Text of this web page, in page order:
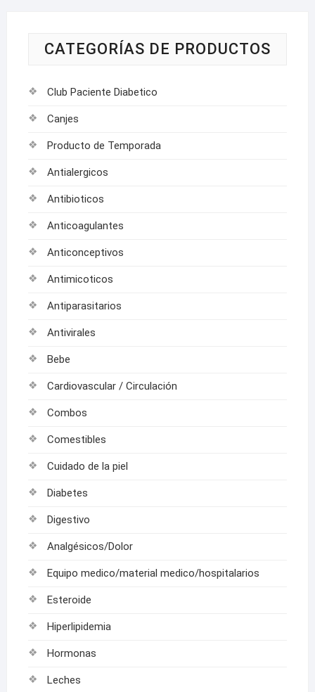
CATEGORÍAS DE PRODUCTOS
Club Paciente Diabetico
Canjes
Producto de Temporada
Antialergicos
Antibioticos
Anticoagulantes
Anticonceptivos
Antimicoticos
Antiparasitarios
Antivirales
Bebe
Cardiovascular / Circulación
Combos
Comestibles
Cuidado de la piel
Diabetes
Digestivo
Analgésicos/Dolor
Equipo medico/material medico/hospitalarios
Esteroide
Hiperlipidemia
Hormonas
Leches